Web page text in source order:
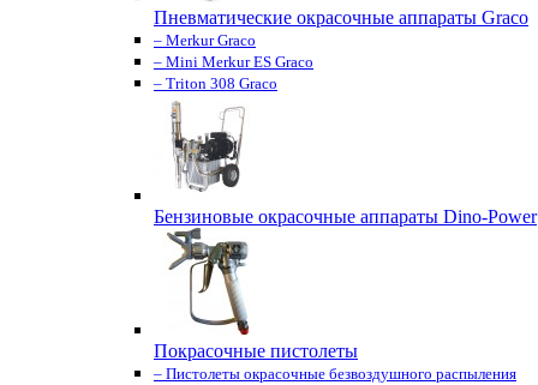
Пневматические окрасочные аппараты Graco
– Merkur Graco
– Mini Merkur ES Graco
– Triton 308 Graco
Бензиновые окрасочные аппараты Dino-Power
Покрасочные пистолеты
– Пистолеты окрасочные безвоздушного распыления